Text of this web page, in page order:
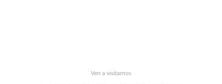
Ven a visitarnos